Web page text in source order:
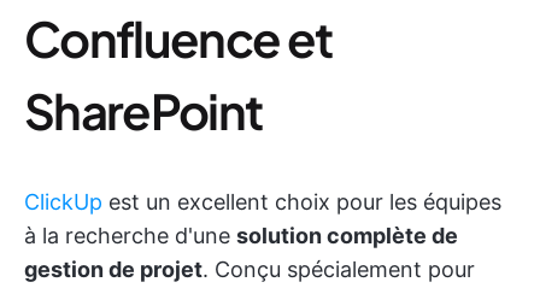
Confluence et
SharePoint
ClickUp est un excellent choix pour les équipes
à la recherche d'une solution complète de
gestion de projet. Conçu spécialement pour